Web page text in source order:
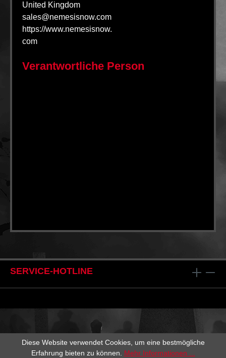
United Kingdom
sales@nemesisnow.com
https://www.nemesisnow.
com
Verantwortliche Person
SERVICE-HOTLINE
Diese Website verwendet Cookies, um eine bestmögliche
Erfahrung bieten zu können. Mehr Informationen ...